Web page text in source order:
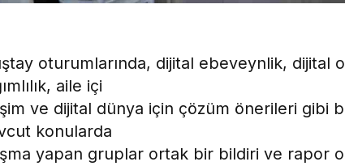
oturumlarında, dijital ebeveynlik, dijital
aile içi
ve dijital dünya için çözüm önerileri gibi
konularda
yapan gruplar ortak bir bildiri ve rapor